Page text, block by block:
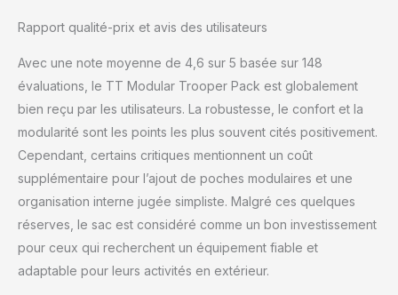
Rapport qualité-prix et avis des utilisateurs
Avec une note moyenne de 4,6 sur 5 basée sur 148
évaluations, le TT Modular Trooper Pack est globalement
bien reçu par les utilisateurs. La robustesse, le confort et la
modularité sont les points les plus souvent cités positivement.
Cependant, certains critiques mentionnent un coût
supplémentaire pour l’ajout de poches modulaires et une
organisation interne jugée simpliste. Malgré ces quelques
réserves, le sac est considéré comme un bon investissement
pour ceux qui recherchent un équipement fiable et
adaptable pour leurs activités en extérieur.